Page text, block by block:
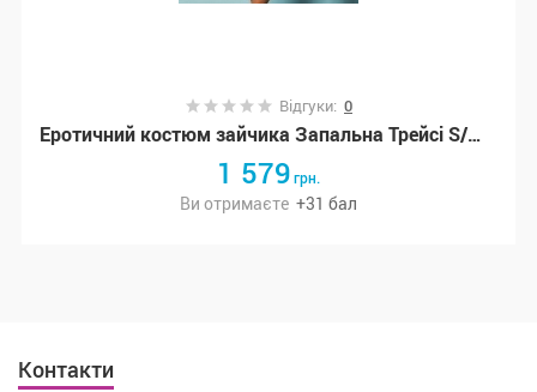
Відгуки: 0
Еротичний костюм зайчика Запальна Трейсі S/M (SO3703)
1 579грн.
Ви отримаєте +31 бал
Контакти